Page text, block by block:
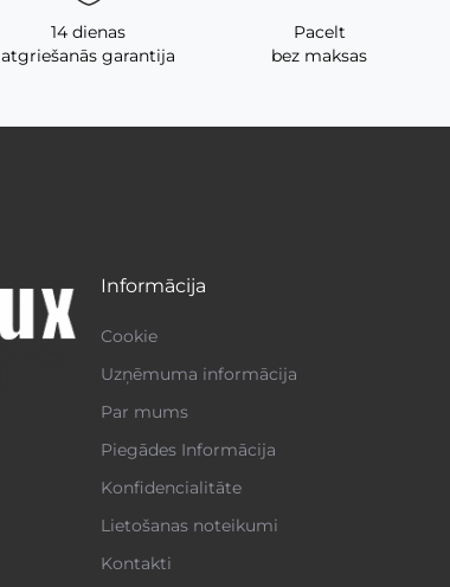
14 dienas
atgriešanās garantija
Pacelt
bez maksas
Informācija
Cookie
Uzņēmuma informācija
Par mums
Piegādes Informācija
Konfidencialitāte
Lietošanas noteikumi
Kontakti